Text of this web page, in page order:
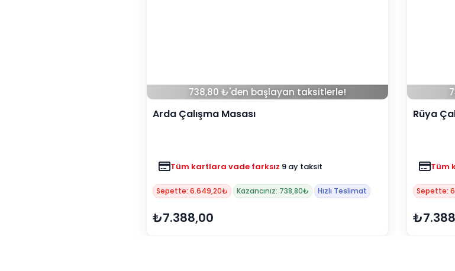
738,80 ₺'den başlayan taksitlerle!
Arda Çalışma Masası
Tüm kartlara vade farksız 9 ay taksit
Sepette: 6.649,20₺ Kazancınız: 738,80₺ Hızlı Teslimat
₺7.388,00
Rüya
Tüm
Sepette: